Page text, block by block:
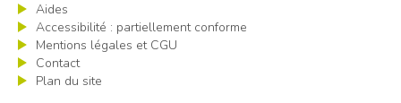
Aides
Accessibilité : partiellement conforme
Mentions légales et CGU
Contact
Plan du site